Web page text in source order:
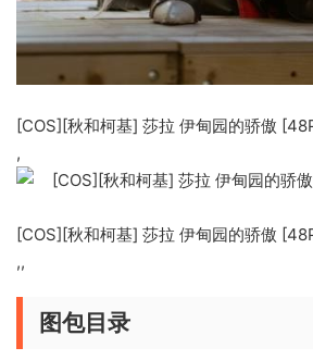
[COS][秋和柯基] 莎拉 伊甸园的骄傲
,
[COS][秋和柯基] 莎拉 伊甸园的骄傲
,,
图包目录